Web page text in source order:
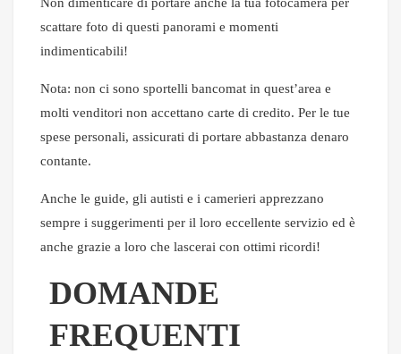
scattare foto di questi panorami e momenti
indimenticabili!
Nota: non ci sono sportelli bancomat in quest’area e
molti venditori non accettano carte di credito. Per le tue
spese personali, assicurati di portare abbastanza denaro
contante.
Anche le guide, gli autisti e i camerieri apprezzano
sempre i suggerimenti per il loro eccellente servizio ed è
anche grazie a loro che lascerai con ottimi ricordi!
DOMANDE
FREQUENTI